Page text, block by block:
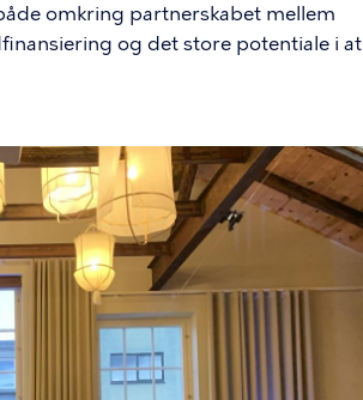
omkring partnerskabet mellem
og det store potentiale i at